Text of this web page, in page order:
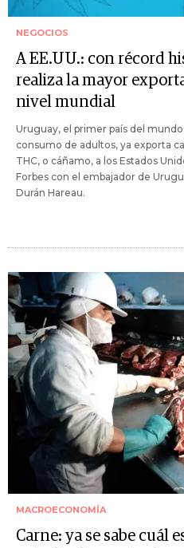
NEGOCIOS
A EE.UU.: con récord
realiza la mayor
nivel mundial
Uruguay, el primer país del
consumo de adultos, ya exporta
THC, o cáñamo, a los Estados
Forbes con el embajador de
Durán Hareau.
MACROECONOMÍA
Carne: ya se sabe cuál